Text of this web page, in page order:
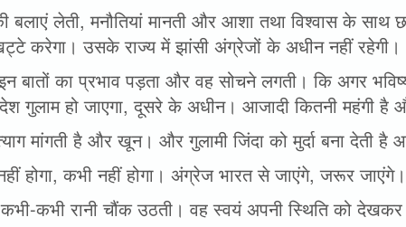
बलाएं लेती, मनौतियां मानती और आशा तथा विश्वास के साथ
करेगा। उसके राज्य में झांसी अंग्रेजों के अधीन नहीं रहेगी।
बातों का प्रभाव पड़ता और वह सोचने लगती। कि अगर
गुलाम हो जाएगा, दूसरे के अधीन। आजादी कितनी महंगी है
मांगती है और खून। और गुलामी जिंदा को मुर्दा बना देती है
होगा, कभी नहीं होगा। अंग्रेज भारत से जाएंगे, जरूर
कभी रानी चौंक उठती। वह स्वयं अपनी स्थिति को देखकर